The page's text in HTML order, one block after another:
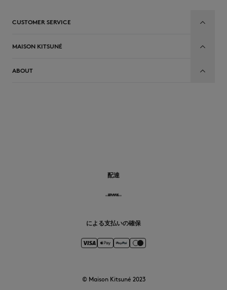
CUSTOMER SERVICE
MAISON KITSUNÉ
ABOUT
配達
による支払いの確保
© Maison Kitsuné 2023